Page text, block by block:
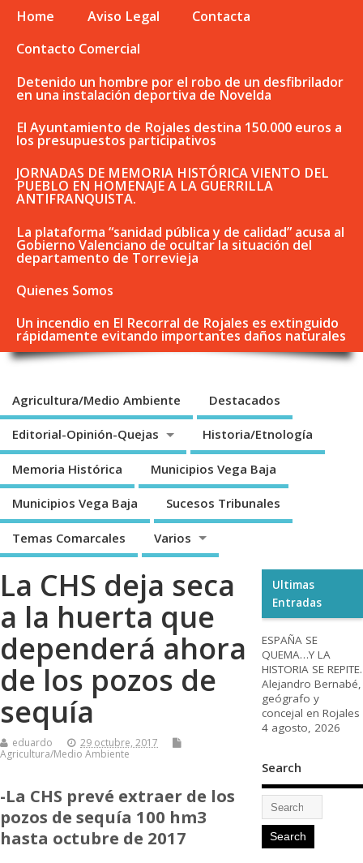
Home Aviso Legal
Contacta
Contacto Comercial
Detenido un hombre por el robo de un desfibrilador
en una instalación deportiva de Novelda
El Ayuntamiento de Rojales destina 150.000 euros a
los presupuestos participativos
JORNADAS DE MEMORIA HISTÓRICA VIENTO DEL
PUEBLO EN HOMENAJE A LA GUERRILLA
ANTIFRANQUISTA.
La plataforma “sanidad pública y de calidad” acusa al
Gobierno Valenciano de ocultar la situación del
departamento de Torrevieja
Quienes Somos
Un incendio en El Recorral de Rojales es extinguido
rápidamente evitando importantes daños naturales
Agricultura/Medio Ambiente Destacados
Editorial-Opinión-Quejas Historia/Etnología
Memoria Histórica Municipios Vega Baja
Municipios Vega Baja Sucesos Tribunales
Temas Comarcales Varios
La CHS deja seca
a la huerta que
dependerá ahora
de los pozos de
sequía
eduardo
29 octubre, 2017
Agricultura/Medio Ambiente
-La CHS prevé extraer de los
pozos de sequía 100 hm3
hasta octubre de 2017
Ultimas
Entradas
ESPAÑA SE
QUEMA…Y LA
HISTORIA SE REPITE.
Alejandro Bernabé,
geógrafo y
concejal en Rojales
4 agosto, 2026
Search